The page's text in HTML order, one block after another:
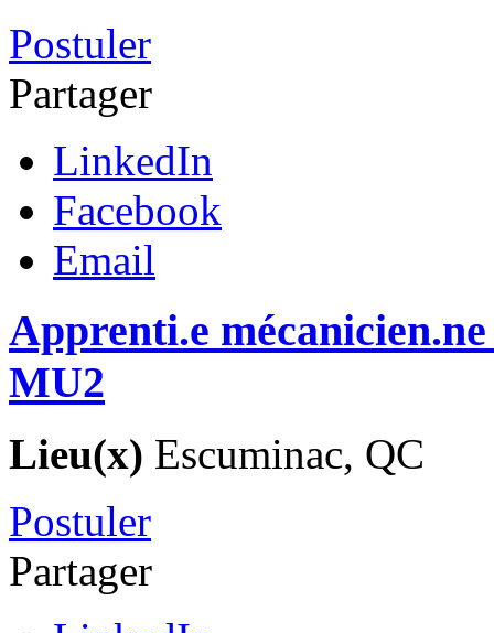
Postuler
Partager
LinkedIn
Facebook
Email
Apprenti.e
MU2
Lieu(x) Escuminac, QC
Postuler
Partager